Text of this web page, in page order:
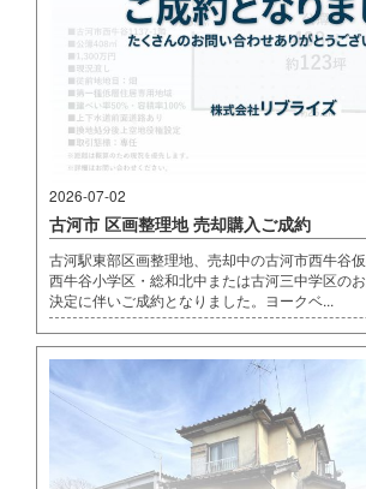
2026-07-02
古河市 区画整理地 売却購入ご成約
古河駅東部区画整理地、売却中の古河市西牛谷仮
西牛谷小学区・総和北中または古河三中学区の
決定に伴いご成約となりました。ヨークベ...